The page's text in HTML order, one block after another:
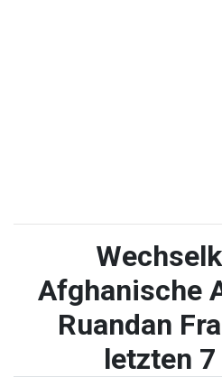
Afghanische
Ruandan
letzten 7